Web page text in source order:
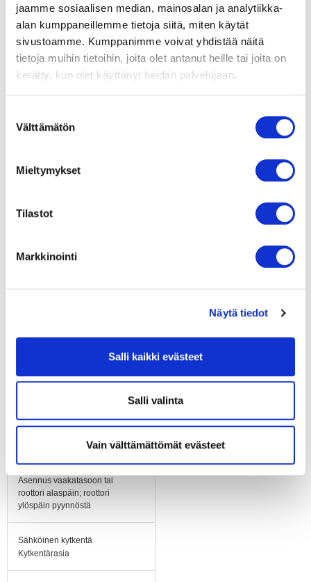
jaamme sosiaalisen median, mainosalan ja analytiikka-
alan kumppaneillemme tietoja siitä, miten käytät
sivustoamme. Kumppanimme voivat yhdistää näitä
tietoja muihin tietoihin, joita olet antanut heille tai joita on
kerätty, kun olet käyttänyt heidän palvelujaan.
valinta
Välttämätön
Mieltymykset
Tilastot
Markkinointi
Näytä tiedot
Salli kaikki evästeet
Salli valinta
Vain välttämättömät evästeet
Moottorin malli
Elektronisesti kommutoitu
ulkoroottorimoottori
integroidulla
ohjauselektroniikalla.
ylikuumenemissuoja,
"F"
Laakerit
Siipipyörä
galvanoitua terästä.
Asennusasento
Asennus vaakatasoon tai
roottori alaspäin; roottori
ylöspäin pyynnöstä
Sähköinen kytkentä
Kytkentärasia